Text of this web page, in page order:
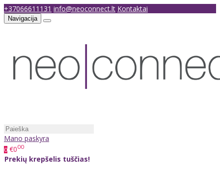
+37066611131 info@neoconnect.lt Kontaktai
Navigacija
Mano paskyra
0 €000
Prekių krepšelis tuščias!